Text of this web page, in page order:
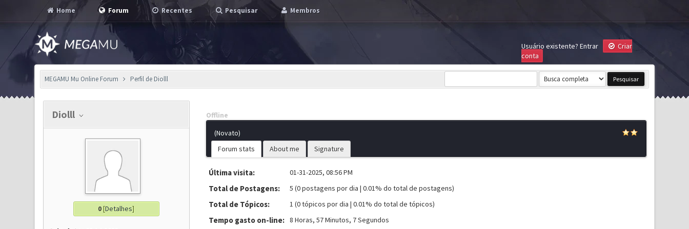
Home Forum Recentes Pesquisar Membros
Usuário existente? Entrar
Criar
conta
MEGAMU Mu Online Forum Perfil de Diolll
Diolll
0[Detalhes]
Offline
(Novato)
Forum stats
About me Signature
Última visita: 01-31-2025, 08:56 PM
Total de Postagens: 5 (0 postagens por dia | 0.01% do total de postagens)
Total de Tópicos: 1 (0 tópicos por dia | 0.01% do total de tópicos)
Tempo gasto on-line: 8 Horas, 57 Minutos, 7 Segundos